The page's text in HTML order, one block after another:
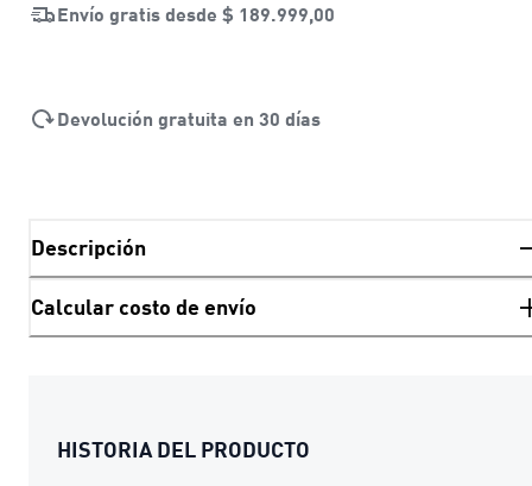
Envío gratis desde $ 189.999,00
Devolución gratuita en 30 días
Descripción
Calcular costo de envío
HISTORIA DEL PRODUCTO